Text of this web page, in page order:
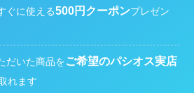
ぐに使える500円クーポンプレゼン
だいた商品をご希望のパシオス実店
れます